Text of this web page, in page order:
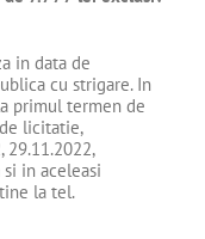
in data de
cu strigare. In
primul termen de
licitatie,
29.11.2022,
in aceleasi
la tel.